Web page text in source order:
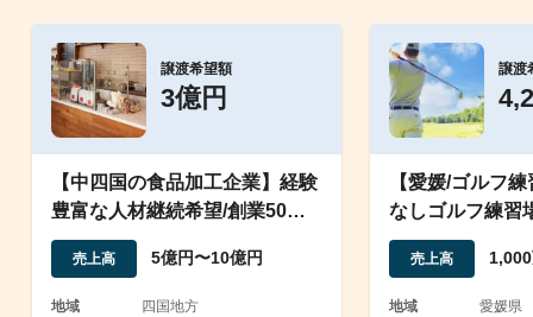
譲渡希望額
3億円
【中四国の食品加工企業】経験
豊富な人材継続希望/創業50年
超の信頼/大手取引実績
売上高 5億円〜10億円
地域
四国地方
譲渡
【愛媛/ゴルフ
なしゴルフ練習
人の譲渡
売上高
地域
愛媛県